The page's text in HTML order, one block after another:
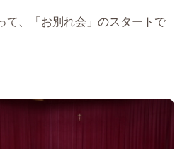
て、「お別れ会」のスタートで